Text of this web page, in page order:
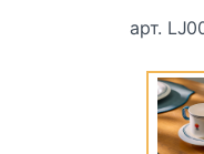
арт.